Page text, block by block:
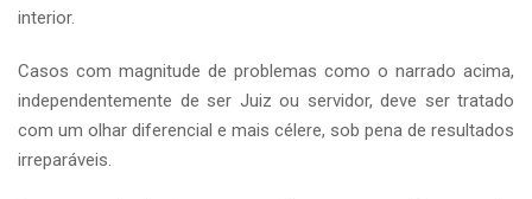
interior.
Casos com magnitude de problemas como o narrado acima,
independentemente de ser Juiz ou servidor, deve ser tratado
com um olhar diferencial e mais célere, sob pena de resultados
irreparáveis.